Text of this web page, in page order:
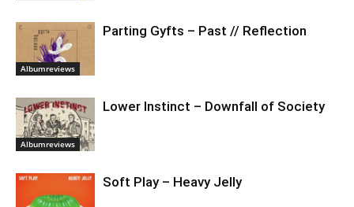
Albumreviews
Parting Gyfts – Past // Reflection
Albumreviews
Lower Instinct – Downfall of Society
Soft Play – Heavy Jelly